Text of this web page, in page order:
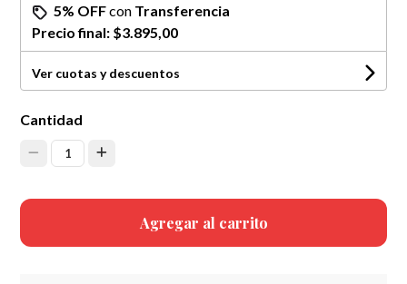
5% OFFcon Transferencia
Precio final: $3.895,00
Ver cuotas y descuentos
Cantidad
1
Agregar al carrito